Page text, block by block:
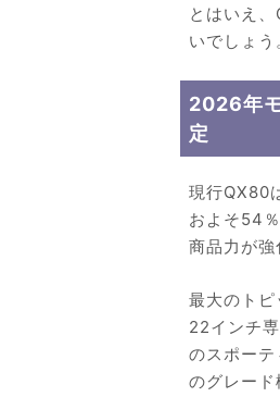
とはいえ
いでしょ
2026年
定
現行QX80
およそ54
商品力が強
最大のトピ
22インチ
のスポー
のグレー